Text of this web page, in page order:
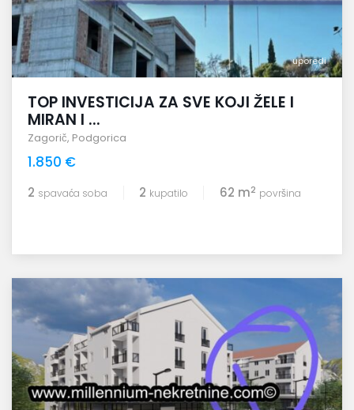
uporedi
TOP INVESTICIJA ZA SVE KOJI ŽELE I
MIRAN I ...
Zagorič, Podgorica
1.850 €
2 spavaća soba 2 kupatilo 62 m2 površina